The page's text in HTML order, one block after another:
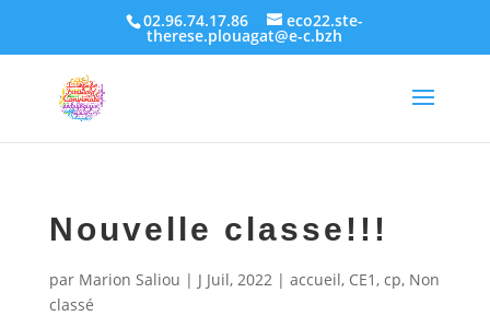
02.96.74.17.86 eco22.ste-
therese.plouagat@e-c.bzh
Nouvelle classe!!!
par Marion Saliou | J Juil, 2022| accueil, CE1, cp, Non
classé